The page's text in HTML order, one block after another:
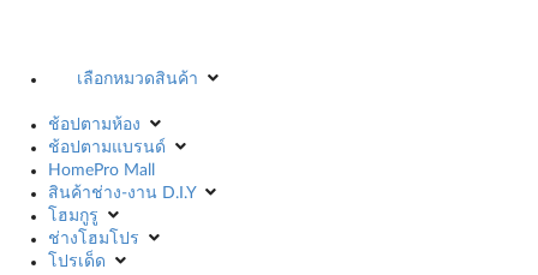
เลือกหมวดสินค้า
ช้อปตามห้อง
ช้อปตามแบรนด์
HomePro Mall
สินค้าช่าง-งาน D.I.Y
โฮมกูรู
ช่างโฮมโปร
โปรเด็ด